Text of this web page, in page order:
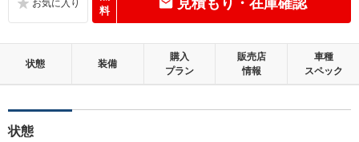
料
状態 装備
購入
プラン
販売店
情報
車種
スペック
状態